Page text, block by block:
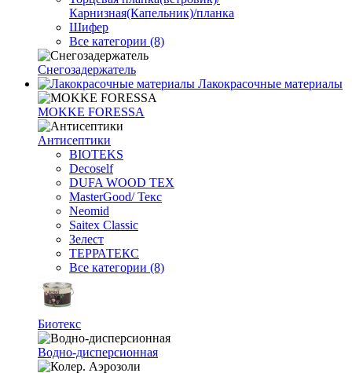
Карнизная(Капельник)/планка
Шифер
Все категории (8)
Снегозадержатель
Лакокрасочные материалы
MOKKE FORESSA
Антисептики
BIOTEKS
Decoself
DUFA WOOD TEX
MasterGood/ Текс
Neomid
Saitex Classic
Зелест
ТЕРРАТЕКС
Все категории (8)
Биотекс
Водно-дисперсионная